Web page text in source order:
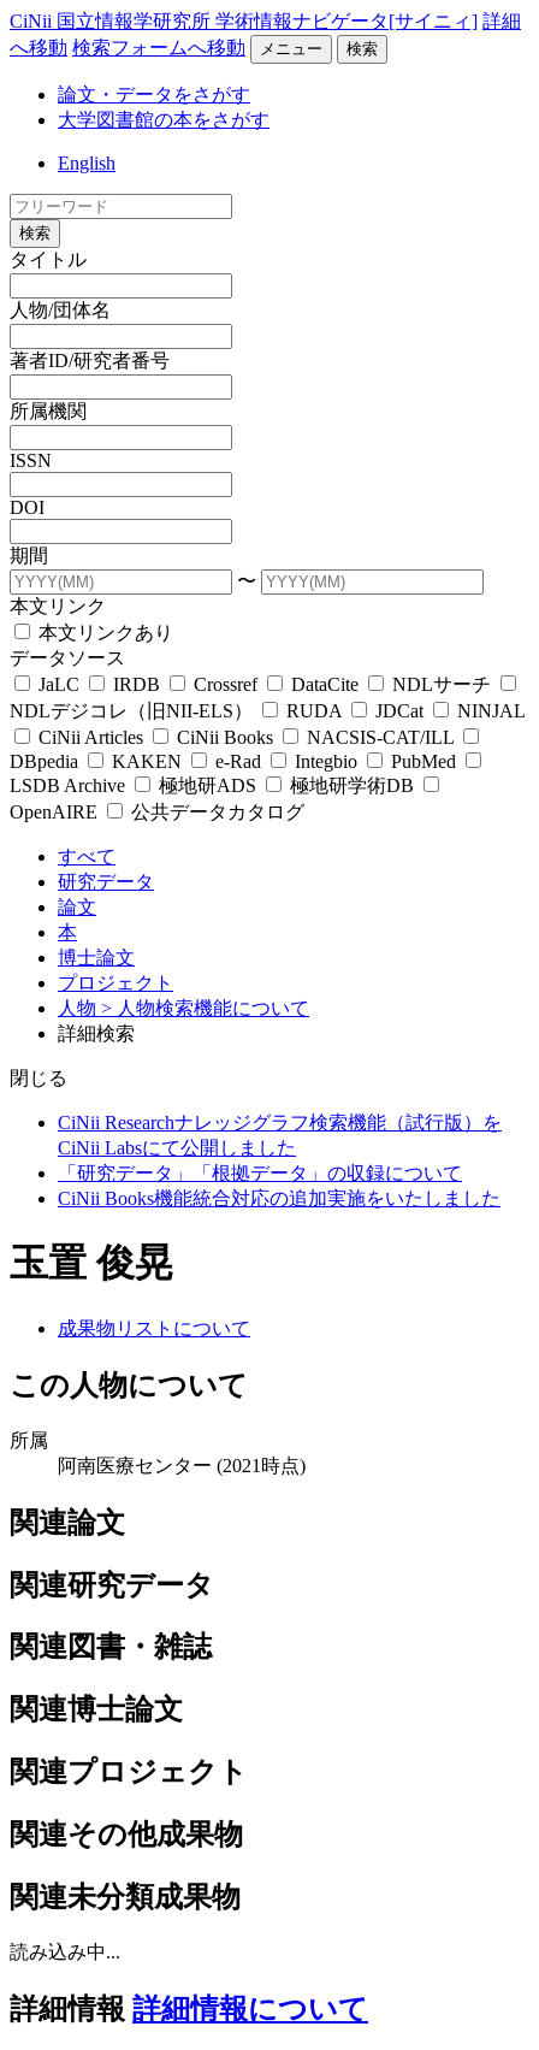
CiNii 国立情報学研究所 学術情報ナビゲータ[サイニィ] 詳細
へ移動 検索フォームへ移動 メニュー 検索
論文・データをさがす
大学図書館の本をさがす
English
検索
タイトル
人物/団体名
著者ID/研究者番号
所属機関
ISSN
DOI
期間
〜
本文リンク
本文リンクあり
データソース
JaLC
IRDB Crossref DataCite
NDLサーチ
NDLデジコレ（旧NII-ELS）
RUDA JDCat
NINJAL
CiNii Articles
CiNii Books
NACSIS-CAT/ILL
DBpedia
KAKEN e-Rad Integbio
PubMed
LSDB Archive
極地研ADS
極地研学術DB
OpenAIRE
公共データカタログ
すべて
研究データ
論文
本
博士論文
プロジェクト
人物 > 人物検索機能について
詳細検索
閉じる
CiNii Researchナレッジグラフ検索機能（試行版）を
CiNii Labsにて公開しました
「研究データ」「根拠データ」の収録について
CiNii Books機能統合対応の追加実施をいたしました
玉置 俊晃
成果物リストについて
この人物について
所属
阿南医療センター (2021時点)
関連論文
関連研究データ
関連図書・雑誌
関連博士論文
関連プロジェクト
関連その他成果物
関連未分類成果物
読み込み中...
詳細情報 詳細情報について